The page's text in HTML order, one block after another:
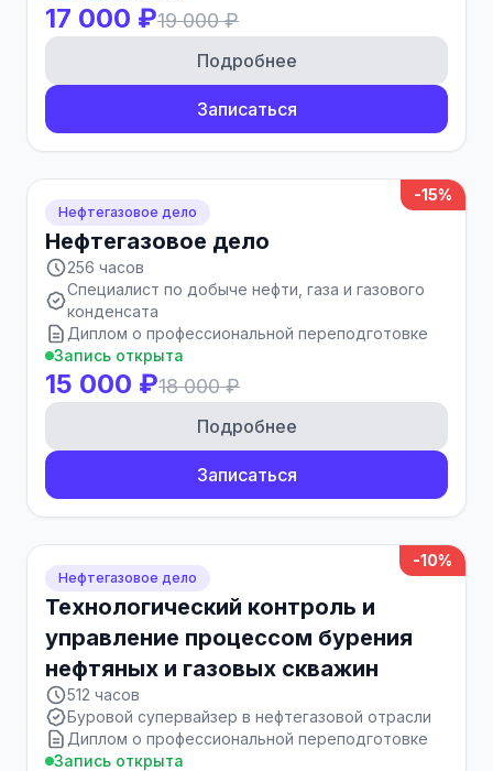
17 000 ₽19 000 ₽
Подробнее
Записаться
-15%
Нефтегазовое дело
Нефтегазовое дело
256 часов
Специалист по добыче нефти, газа и газового
конденсата
Диплом о профессиональной переподготовке
Запись открыта
15 000 ₽18 000 ₽
Подробнее
Записаться
-10%
Нефтегазовое дело
Технологический контроль и
управление процессом бурения
нефтяных и газовых скважин
512 часов
Буровой супервайзер в нефтегазовой отрасли
Диплом о профессиональной переподготовке
Запись открыта